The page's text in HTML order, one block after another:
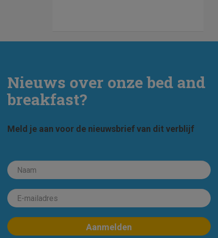
Nieuws over onze bed and
breakfast?
Meld je aan voor de nieuwsbrief van dit verblijf